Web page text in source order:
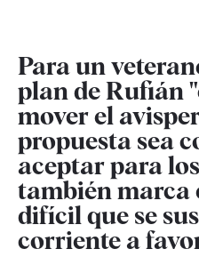
Para un
plan de Rufián
mover el
propuesta sea
aceptar para
también marca
difícil que se
corriente a